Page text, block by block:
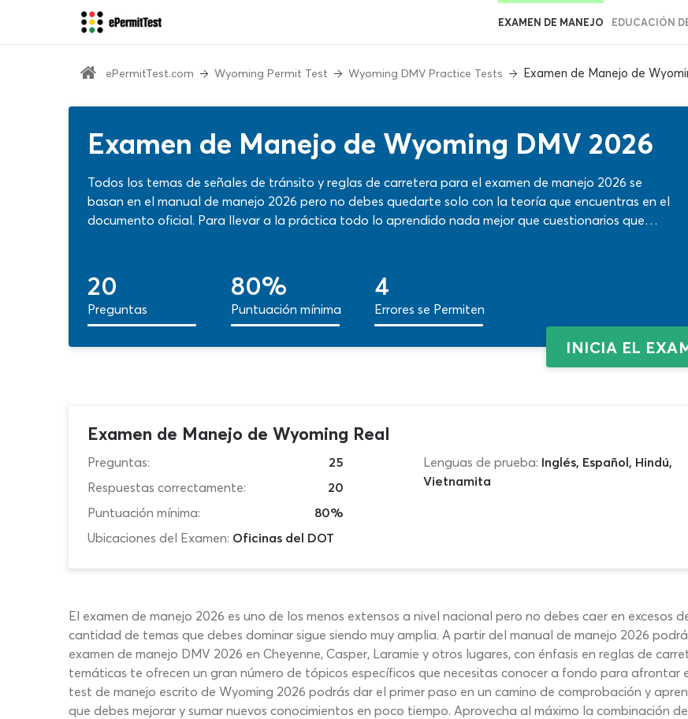
EXAMEN DE MANEJO EDUCACIÓN
ePermitTest.com Wyoming Permit Test Wyoming DMV Practice Tests Examen de Manejo de
Examen de Manejo de Wyoming DMV 2026
Todos los temas de señales de tránsito y reglas de carretera para el examen de manejo 2026 se
basan en el manual de manejo 2026 pero no debes quedarte solo con la teoría que encuentras en el
documento oficial. Para llevar a la práctica todo lo aprendido nada mejor que cuestionarios que
preparación.
20
Preguntas
80%
Puntuación mínima
4
Errores se Permiten
INICIA EL
Examen de Manejo de Wyoming Real
Preguntas:
25
Respuestas correctamente:
20
Puntuación mínima:
80%
Ubicaciones del Examen: Oficinas del DOT
Lenguas de prueba: Inglés, Español, Hindú,
Vietnamita
El examen de manejo 2026 es uno de los menos extensos a nivel nacional pero no debes caer en excesos
cantidad de temas que debes dominar sigue siendo muy amplia. A partir del manual de manejo 2026
examen de manejo DMV 2026 en Cheyenne, Casper, Laramie y otros lugares, con énfasis en reglas de
temáticas te ofrecen un gran número de tópicos específicos que necesitas conocer a fondo para afrontar
test de manejo escrito de Wyoming 2026 podrás dar el primer paso en un camino de comprobación y
que debes mejorar y sumar nuevos conocimientos en poco tiempo. Aprovecha al máximo la combinación